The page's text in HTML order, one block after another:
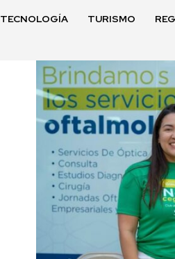
TECNOLOGÍA TURISMO